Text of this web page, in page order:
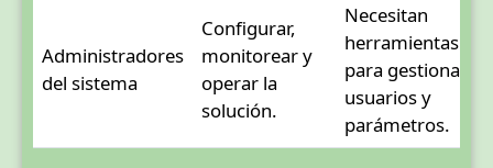
Administradores
del sistema
Configurar,
monitorear y
operar la
solución.
Necesitan
herramientas
para gestionar
usuarios y
parámetros.